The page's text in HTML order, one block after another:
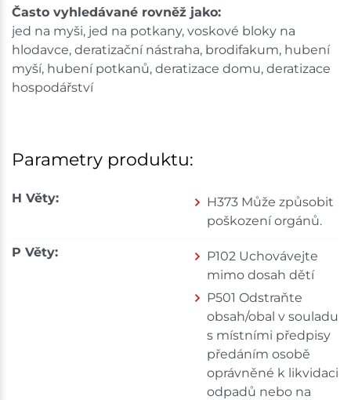
Parametry produktu:
H Věty:
H373 Může způsobit
poškození orgánů.
P Věty:
P102 Uchovávejte
mimo dosah dětí
P501 Odstraňte
obsah/obal v souladu
s místními předpisy
předáním osobě
oprávněné k likvidaci
odpadů nebo na
Často vyhledávané rovněž jako:
jed na myši, jed na potkany, voskové bloky na
hlodavce, deratizační nástraha, brodifakum, hubení
myší, hubení potkanů, deratizace domu, deratizace
hospodářství